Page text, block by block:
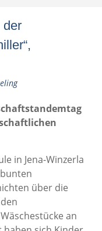
der
in Jena-Winzerla
über die
an